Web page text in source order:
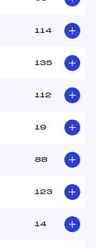
114
135
112
19
88
123
14